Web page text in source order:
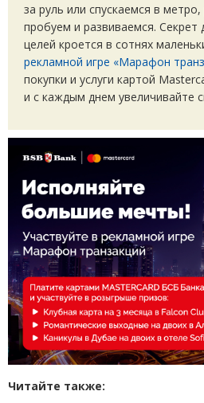
за руль или спускаемся в
пробуем и развиваемся.
целей кроется в сотнях
рекламной игре «Марафон
покупки и услуги картой
и с каждым днем увеличивайте
Читайте также: